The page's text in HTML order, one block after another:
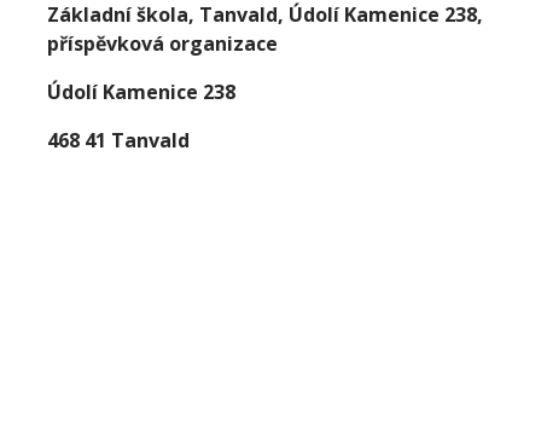
Základní škola, Tanvald, Údolí Kamenice 238,
příspěvková organizace
Údolí Kamenice 238
468 41 Tanvald